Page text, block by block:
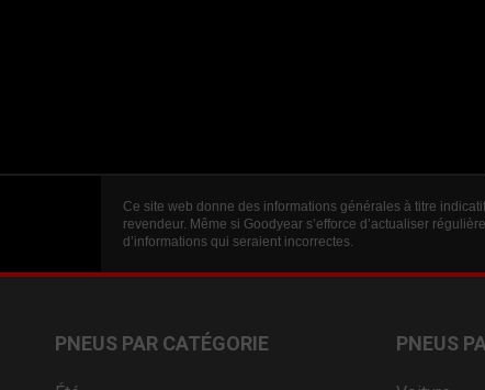
Ce site web donne des informations générales à titre
revendeur. Même si Goodyear s’efforce d’actualiser
d’informations qui seraient incorrectes.
PNEUS PAR CATÉGORIE PNEUS